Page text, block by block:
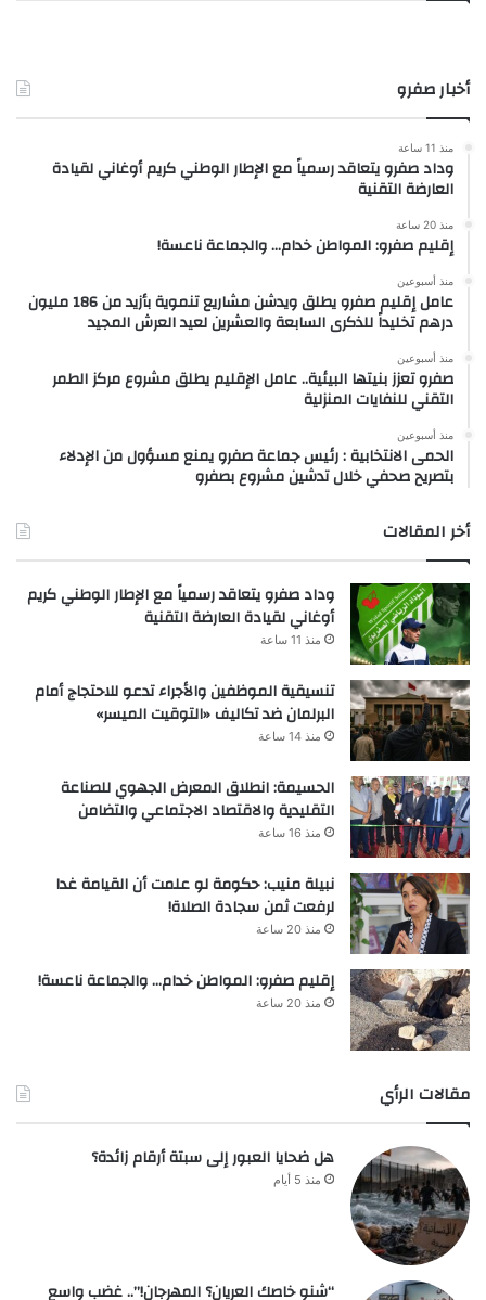
أخبار صفرو
منذ 11 ساعة
وداد صفرو يتعاقد رسمياً مع الإطار الوطني كريم أوغاني لقيادة
العارضة التقنية
منذ 20 ساعة
إقليم صفرو: المواطن خدام… والجماعة ناعسة!
منذ أسبوعين
عامل إقليم صفرو يطلق ويدشن مشاريع تنموية بأزيد من 186 مليون
درهم تخليداً للذكرى السابعة والعشرين لعيد العرش المجيد
منذ أسبوعين
صفرو تعزز بنيتها البيئية.. عامل الإقليم يطلق مشروع مركز الطمر
التقني للنفايات المنزلية
منذ أسبوعين
الحمى الانتخابية : رئيس جماعة صفرو يمنع مسؤول من الإدلاء
بتصريح صحفي خلال تدشين مشروع بصفرو
أخر المقالات
وداد صفرو يتعاقد رسمياً مع الإطار الوطني كريم
أوغاني لقيادة العارضة التقنية
منذ 11 ساعة
تنسيقية الموظفين والأجراء تدعو للاحتجاج أمام
البرلمان ضد تكاليف «التوقيت الميسر»
منذ 14 ساعة
الحسيمة: انطلاق المعرض الجهوي للصناعة
التقليدية والاقتصاد الاجتماعي والتضامن
منذ 16 ساعة
نبيلة منيب: حكومة لو علمت أن القيامة غدا
لرفعت ثمن سجادة الصلاة!
منذ 20 ساعة
إقليم صفرو: المواطن خدام… والجماعة ناعسة!
منذ 20 ساعة
مقالات الرأي
هل ضحايا العبور إلى سبتة أرقام زائدة؟
منذ 5 أيام
“شنو خاصك العريان؟ المهرجان!”.. غضب واسع